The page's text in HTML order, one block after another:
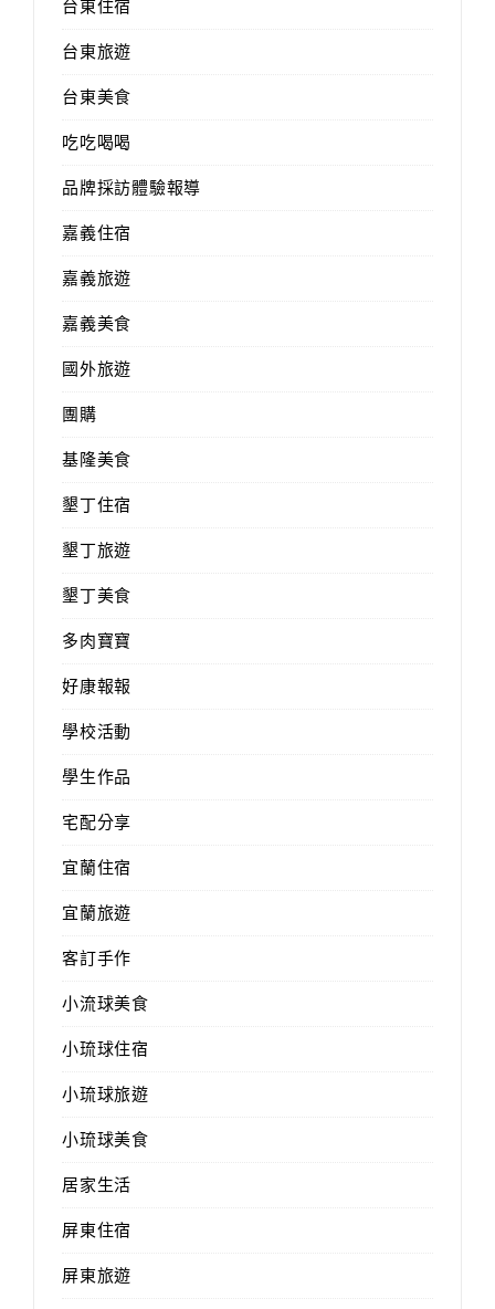
台東住宿
台東旅遊
台東美食
吃吃喝喝
品牌採訪體驗報導
嘉義住宿
嘉義旅遊
嘉義美食
國外旅遊
團購
基隆美食
墾丁住宿
墾丁旅遊
墾丁美食
多肉寶寶
好康報報
學校活動
學生作品
宅配分享
宜蘭住宿
宜蘭旅遊
客訂手作
小流球美食
小琉球住宿
小琉球旅遊
小琉球美食
居家生活
屏東住宿
屏東旅遊